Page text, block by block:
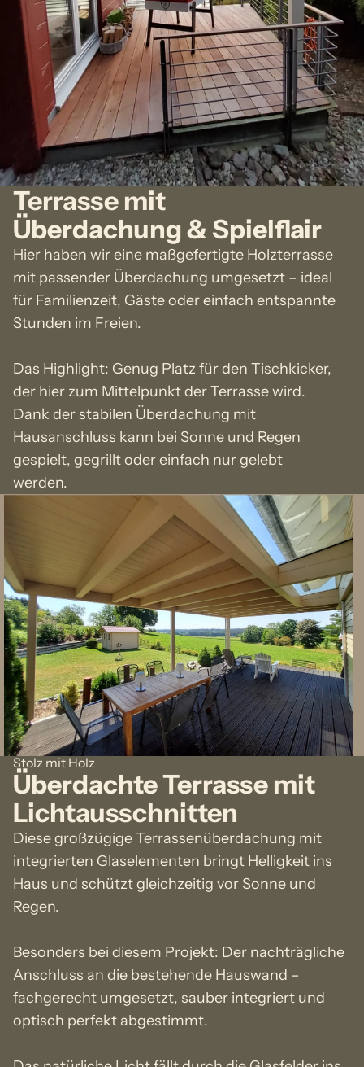
Terrasse mit
Überdachung & Spielflair
Hier haben wir eine maßgefertigte Holzterrasse
mit passender Überdachung umgesetzt – ideal
für Familienzeit, Gäste oder einfach entspannte
Stunden im Freien.
Das Highlight: Genug Platz für den Tischkicker,
der hier zum Mittelpunkt der Terrasse wird.
Dank der stabilen Überdachung mit
Hausanschluss kann bei Sonne und Regen
gespielt, gegrillt oder einfach nur gelebt
werden.
Stolz mit Holz
Überdachte Terrasse mit
Lichtausschnitten
Diese großzügige Terrassenüberdachung mit
integrierten Glaselementen bringt Helligkeit ins
Haus und schützt gleichzeitig vor Sonne und
Regen.
Besonders bei diesem Projekt: Der nachträgliche
Anschluss an die bestehende Hauswand –
fachgerecht umgesetzt, sauber integriert und
optisch perfekt abgestimmt.